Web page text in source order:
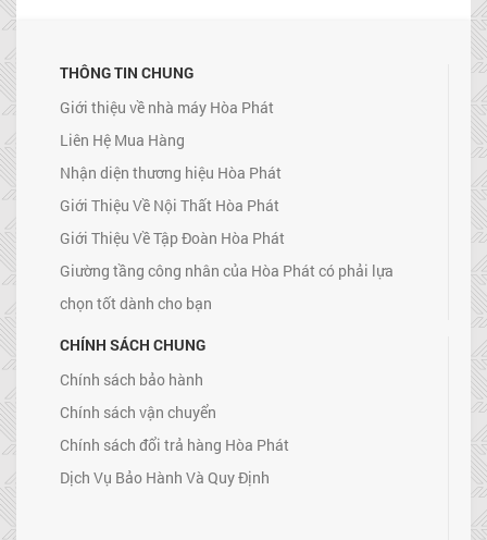
THÔNG TIN CHUNG
Giới thiệu về nhà máy Hòa Phát
Liên Hệ Mua Hàng
Nhận diện thương hiệu Hòa Phát
Giới Thiệu Về Nội Thất Hòa Phát
Giới Thiệu Về Tập Đoàn Hòa Phát
Giường tầng công nhân của Hòa Phát có phải lựa
chọn tốt dành cho bạn
CHÍNH SÁCH CHUNG
Chính sách bảo hành
Chính sách vận chuyển
Chính sách đổi trả hàng Hòa Phát
Dịch Vụ Bảo Hành Và Quy Định